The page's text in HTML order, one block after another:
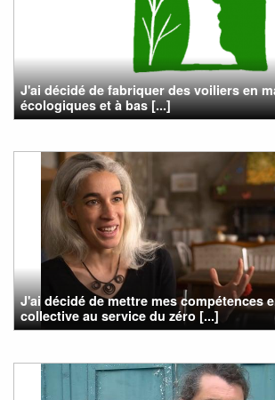
J'ai décidé de fabriquer des voiliers en
écologiques et à bas [...]
J'ai décidé de mettre mes compétences
collective au service du zéro [...]